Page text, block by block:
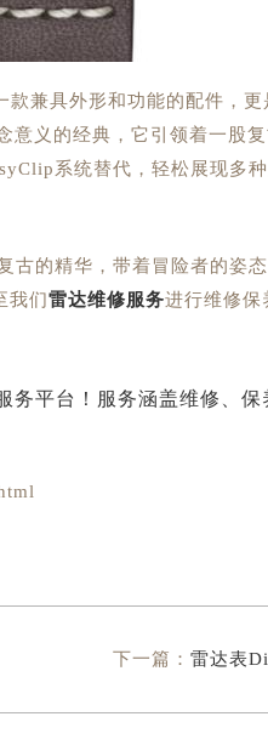
兼具外形和功能的配件，
义的经典，它引领着一股
系统替代，轻松展现多种
古的精华，带着冒险者的姿
我们雷达维修服务进行维修保
下一篇： 雷达表